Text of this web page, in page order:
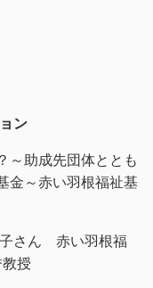
ン
～助成先団体ととも
金～赤い羽根福祉基
ん 赤い羽根福
授